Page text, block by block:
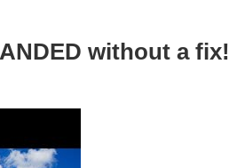
without a